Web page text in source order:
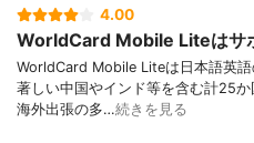
4.00
WorldCard Mobile Liteはサ
WorldCard Mobile Liteは日本語英
著しい中国やインド等を含む計25か
海外出張の多…続きを見る